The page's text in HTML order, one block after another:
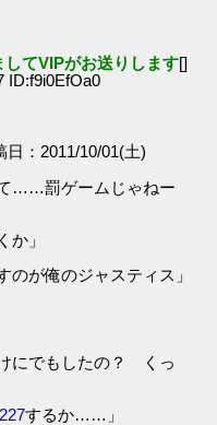
してVIPがお送りします[]
ID:f9i0EfOa0
日：2011/10/01(土)
……罰ゲームじゃねー
か」
のが俺のジャスティス」
にでもしたの？ くっ
するか……」